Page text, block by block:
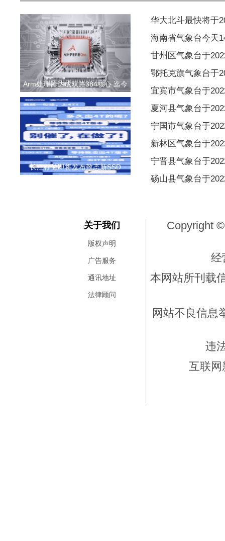
Arm处理器达成双路384核心 迄今
长江存储即将发布致态新SSD
华大北斗最快将于
海南省气象台今天
甘州区气象台于
鄂托克旗气象台于
宜宾市气象台于
夏河县气象台于
宁国市气象台于
新林区气象台于
宁晋县气象台于
砀山县气象台于
关于我们
版权声明
广告服务
通讯地址
法律顾问
Copyright
经
本网站所刊载
网站不良信息
违
互联网